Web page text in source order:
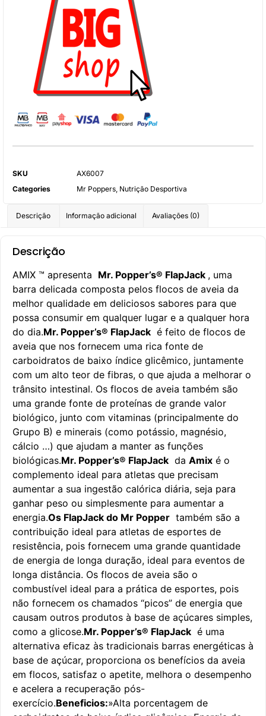
SKU
AX6007
Categories
Mr Poppers Nutrição Desportiva
Descrição Informação adicional Avaliações (0)
Descrição
AMIX ™ apresenta Mr. Popper’s® FlapJack , uma
barra delicada composta pelos flocos de aveia da
melhor qualidade em deliciosos sabores para que
possa consumir em qualquer lugar e a qualquer hora
do dia.Mr. Popper’s® FlapJack é feito de flocos de
aveia que nos fornecem uma rica fonte de
carboidratos de baixo índice glicêmico, juntamente
com um alto teor de fibras, o que ajuda a melhorar o
trânsito intestinal. Os flocos de aveia também são
uma grande fonte de proteínas de grande valor
biológico, junto com vitaminas (principalmente do
Grupo B) e minerais (como potássio, magnésio,
cálcio …) que ajudam a manter as funções
biológicas.Mr. Popper’s® FlapJack da Amix é o
complemento ideal para atletas que precisam
aumentar a sua ingestão calórica diária, seja para
ganhar peso ou simplesmente para aumentar a
energia.Os FlapJack do Mr Popper também são a
contribuição ideal para atletas de esportes de
resistência, pois fornecem uma grande quantidade
de energia de longa duração, ideal para eventos de
longa distância. Os flocos de aveia são o
combustível ideal para a prática de esportes, pois
não fornecem os chamados “picos” de energia que
causam outros produtos à base de açúcares simples,
como a glicose.Mr. Popper’s® FlapJack é uma
alternativa eficaz às tradicionais barras energéticas à
base de açúcar, proporciona os benefícios da aveia
em flocos, satisfaz o apetite, melhora o desempenho
e acelera a recuperação pós-
exercício.Beneficios:»Alta porcentagem de